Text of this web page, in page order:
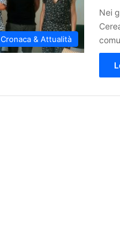
Cronaca & Attualità
Nei